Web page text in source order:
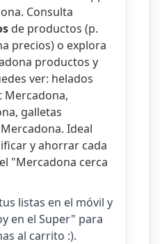
. Consulta
de productos (p.
precios) o explora
productos y
ver: helados
Mercadona,
, galletas
. Ideal
y ahorrar cada
"Mercadona cerca
listas en el móvil y
en el Super" para
al carrito :).